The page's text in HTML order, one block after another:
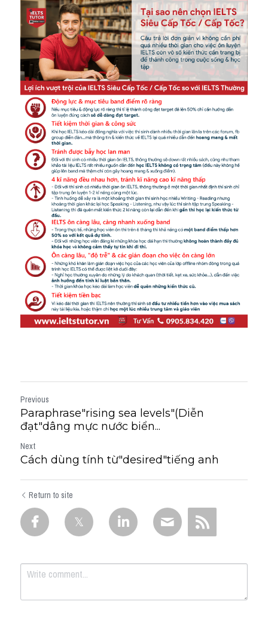
Previous
Paraphrase"rising sea levels"(Diễn
đạt"dâng mực nước biển...
Next
Cách dùng tính từ"desired"tiếng anh
Return to site